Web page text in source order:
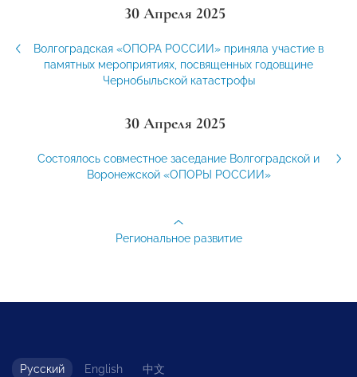
30 Апреля 2025
Волгоградская «ОПОРА РОССИИ» приняла участие в
памятных мероприятиях, посвященных годовщине
Чернобыльской катастрофы
30 Апреля 2025
Состоялось совместное заседание Волгоградской и
Воронежской «ОПОРЫ РОССИИ»
Региональное развитие
Русский English 中文